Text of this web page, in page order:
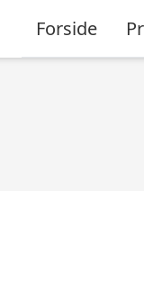
Forside